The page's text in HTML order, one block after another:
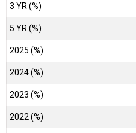
3 YR (%)
5 YR (%)
2025 (%)
2024 (%)
2023 (%)
2022 (%)